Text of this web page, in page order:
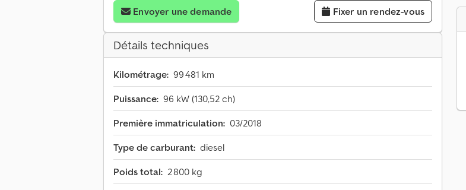
Envoyer une demande Fixer un rendez-vous
Détails techniques
Kilométrage: 99 481 km
Puissance: 96 kW (130,52 ch)
Première immatriculation: 03/2018
Type de carburant: diesel
Poids total: 2 800 kg